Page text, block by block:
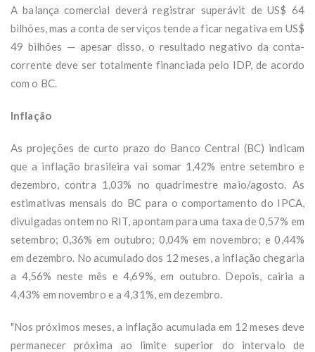
A balança comercial deverá registrar superávit de US$ 64
bilhões, mas a conta de serviços tende a ficar negativa em US$
49 bilhões — apesar disso, o resultado negativo da conta-
corrente deve ser totalmente financiada pelo IDP, de acordo
com o BC.
Inflação
As projeções de curto prazo do Banco Central (BC) indicam
que a inflação brasileira vai somar 1,42% entre setembro e
dezembro, contra 1,03% no quadrimestre maio/agosto. As
estimativas mensais do BC para o comportamento do IPCA,
divulgadas ontem no RIT, apontam para uma taxa de 0,57% em
setembro; 0,36% em outubro; 0,04% em novembro; e 0,44%
em dezembro. No acumulado dos 12 meses, a inflação chegaria
a 4,56% neste mês e 4,69%, em outubro. Depois, cairia a
4,43% em novembro e a 4,31%, em dezembro.
"Nos próximos meses, a inflação acumulada em 12 meses deve
permanecer próxima ao limite superior do intervalo de